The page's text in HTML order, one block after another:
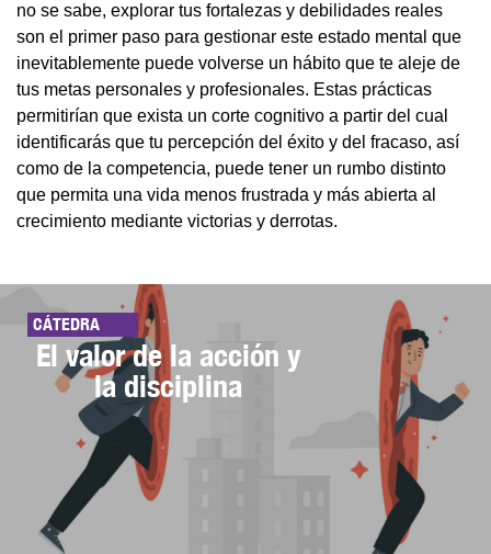
no se sabe, explorar tus fortalezas y debilidades reales
son el primer paso para gestionar este estado mental que
inevitablemente puede volverse un hábito que te aleje de
tus metas personales y profesionales. Estas prácticas
permitirían que exista un corte cognitivo a partir del cual
identificarás que tu percepción del éxito y del fracaso, así
como de la competencia, puede tener un rumbo distinto
que permita una vida menos frustrada y más abierta al
crecimiento mediante victorias y derrotas.
CÁTEDRA
El valor de la acción y
la disciplina